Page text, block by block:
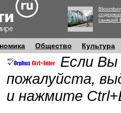
санкций
Общество Культура
Если Вы
пожалуйста,
и нажмите